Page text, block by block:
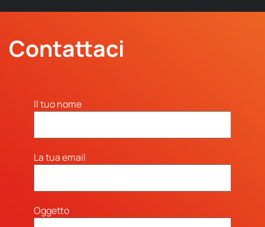
Contattaci
Il tuo nome
La tua email
Oggetto